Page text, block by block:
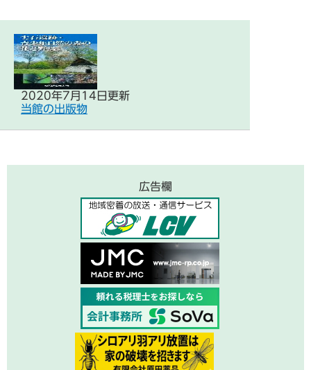
2020年7月14日更新
当館の出版物
広告欄